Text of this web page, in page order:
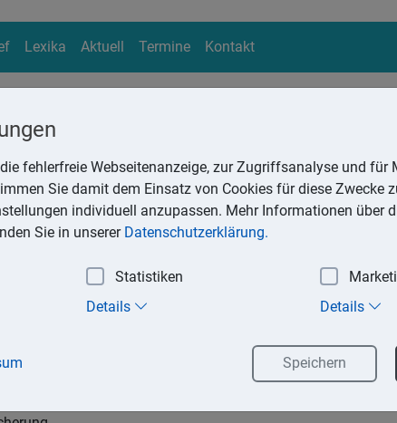
Lexika Aktuell Termine Kontakt
Suchen
es seit 2017 die Möglichkeit, sich vom Finanzamt ohne
Anspruch nehmen, wer ausschließlich Einnahmen aus
fehlerfreie Webseitenanzeige, zur Zugriffsanalyse und für
Sie damit dem Einsatz von Cookies für diese Zwecke
individuell anzupassen. Mehr Informationen über
Sie in unserer Datenschutzerklärung.
Statistiken
Details Details
Speichern